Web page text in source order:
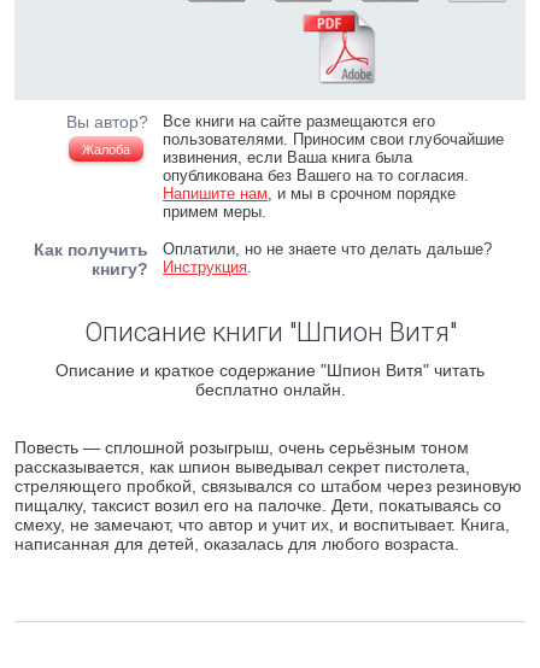
Вы автор?
Жалоба
Все книги на сайте размещаются его
пользователями. Приносим свои глубочайшие
извинения, если Ваша книга была
опубликована без Вашего на то согласия.
Напишите нам, и мы в срочном порядке
примем меры.
Как получить
книгу?
Оплатили, но не знаете что делать дальше?
Инструкция.
Описание книги "Шпион Витя"
Описание и краткое содержание "Шпион Витя" читать
бесплатно онлайн.
Повесть — сплошной розыгрыш, очень серьёзным тоном
рассказывается, как шпион выведывал секрет пистолета,
стреляющего пробкой, связывался со штабом через резиновую
пищалку, таксист возил его на палочке. Дети, покатываясь со
смеху, не замечают, что автор и учит их, и воспитывает. Книга,
написанная для детей, оказалась для любого возраста.